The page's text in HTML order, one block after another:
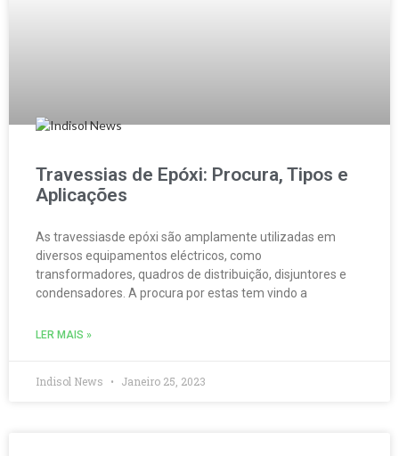
Travessias de Epóxi: Procura, Tipos e
Aplicações
As travessiasde epóxi são amplamente utilizadas em
diversos equipamentos eléctricos, como
transformadores, quadros de distribuição, disjuntores e
condensadores. A procura por estas tem vindo a
LER MAIS »
Indisol News Janeiro 25, 2023